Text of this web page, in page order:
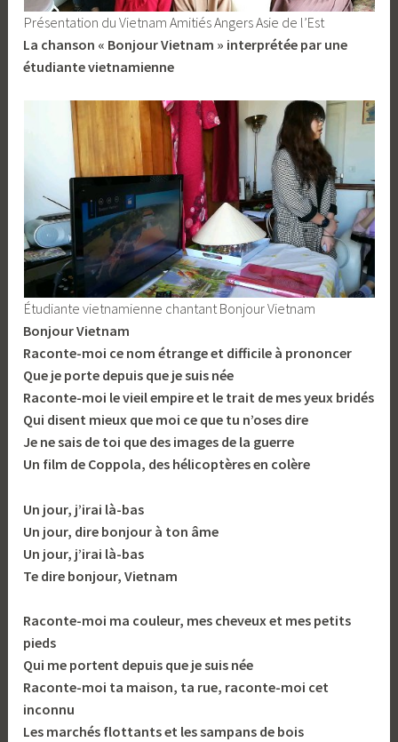
Présentation du Vietnam Amitiés Angers Asie de l’Est
La chanson « Bonjour Vietnam » interprétée par une
étudiante vietnamienne
Étudiante vietnamienne chantant Bonjour Vietnam
Bonjour Vietnam
Raconte-moi ce nom étrange et difficile à prononcer
Que je porte depuis que je suis née
Raconte-moi le vieil empire et le trait de mes yeux bridés
Qui disent mieux que moi ce que tu n’oses dire
Je ne sais de toi que des images de la guerre
Un film de Coppola, des hélicoptères en colère
Un jour, j’irai là-bas
Un jour, dire bonjour à ton âme
Un jour, j’irai là-bas
Te dire bonjour, Vietnam
Raconte-moi ma couleur, mes cheveux et mes petits
pieds
Qui me portent depuis que je suis née
Raconte-moi ta maison, ta rue, raconte-moi cet
inconnu
Les marchés flottants et les sampans de bois